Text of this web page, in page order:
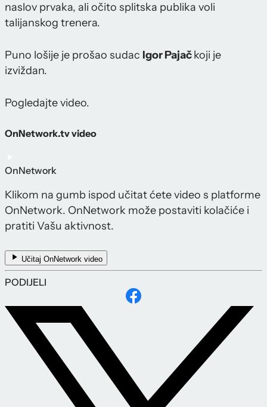
naslov prvaka, ali očito splitska publika voli
talijanskog trenera.
Puno lošije je prošao sudac Igor Pajačkoji je
izviždan.
Pogledajte video.
OnNetwork.tv video
OnNetwork
Klikom na gumb ispod učitat ćete video s platforme
OnNetwork. OnNetwork može postaviti kolačiće i
pratiti Vašu aktivnost.
Učitaj OnNetwork video
PODIJELI